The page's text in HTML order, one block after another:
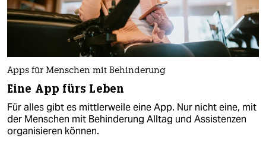
Apps für Menschen mit Behinderung
Eine App fürs Leben
Für alles gibt es mittlerweile eine App. Nur nicht eine, mit
der Menschen mit Behinderung Alltag und Assistenzen
organisieren können.